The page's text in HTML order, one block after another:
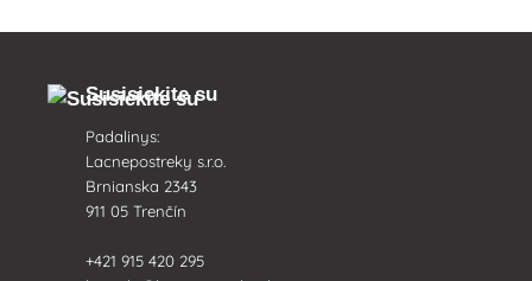
Susisiekite su
Padalinys:
Lacnepostreky s.r.o.
Brnianska 2343
911 05 Trenčín
+421 915 420 295